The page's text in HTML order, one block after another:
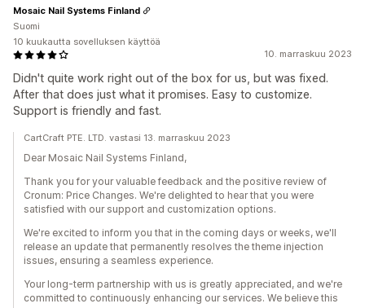
10. marraskuu 2023
Didn't quite work right out of the box for us, but was fixed.
After that does just what it promises. Easy to customize.
Support is friendly and fast.
Mosaic Nail Systems Finland
Suomi
10 kuukautta sovelluksen käyttöä
CartCraft PTE. LTD. vastasi 13. marraskuu 2023
Dear Mosaic Nail Systems Finland,
Thank you for your valuable feedback and the positive review of
Cronum: Price Changes. We're delighted to hear that you were
satisfied with our support and customization options.
We're excited to inform you that in the coming days or weeks, we'll
release an update that permanently resolves the theme injection
issues, ensuring a seamless experience.
Your long-term partnership with us is greatly appreciated, and we're
committed to continuously enhancing our services. We believe this